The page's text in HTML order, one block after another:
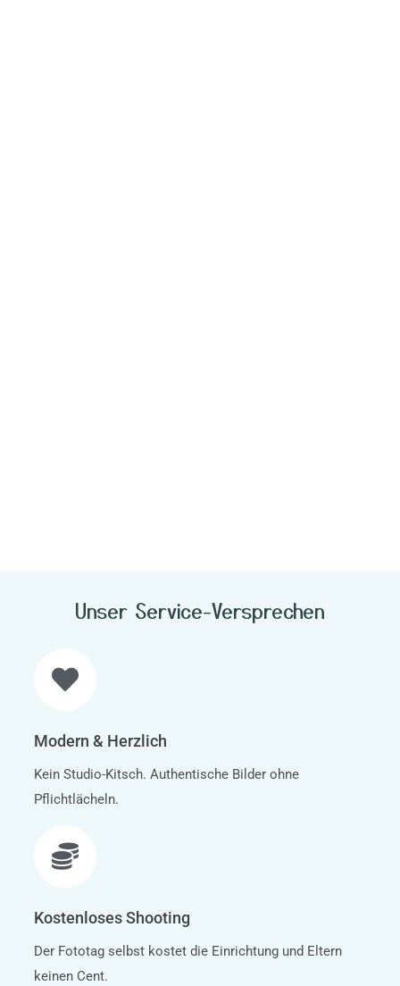
Unser Service-Versprechen
Modern & Herzlich
Kein Studio-Kitsch. Authentische Bilder ohne
Pflichtlächeln.
Kostenloses Shooting
Der Fototag selbst kostet die Einrichtung und Eltern
keinen Cent.